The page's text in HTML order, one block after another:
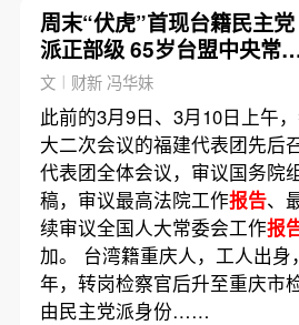
周末“伏虎”首现台籍民主党
派正部级 65岁台盟中央常
副主席李钺锋被查
文︱财新 冯华妹
此前的3月9日、3月10日上午
大二次会议的福建代表团先后
代表团全体会议，审议国务院
稿，审议最高法院工作报告、
续审议全国人大常委会工作报
加。 台湾籍重庆人，工人出身
年，转岗检察官后升至重庆市
由民主党派身份……